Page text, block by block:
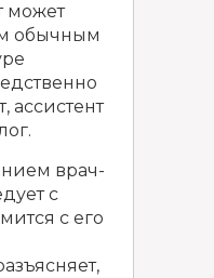
может
обычным
ассистент
врач-
с
с его